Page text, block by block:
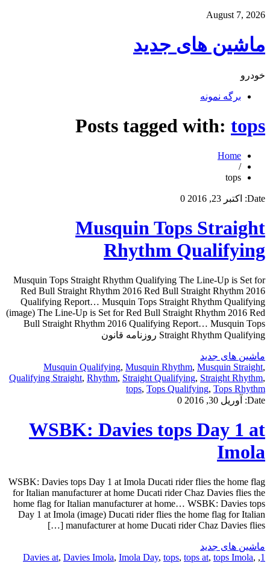
August 7, 2026
ماشین های جدید
خودرو
برگه نمونه
Posts tagged with: tops
Home
/
tops
Date: اکتبر 23, 2016 0
Musquin Tops Straight
Rhythm Qualifying
Musquin Tops Straight Rhythm Qualifying The Line-Up is Set for
Red Bull Straight Rhythm 2016 Red Bull Straight Rhythm 2016
Qualifying Report… Musquin Tops Straight Rhythm Qualifying
(image) The Line-Up is Set for Red Bull Straight Rhythm 2016 Red
Bull Straight Rhythm 2016 Qualifying Report… Musquin Tops
Straight Rhythm Qualifying روزنامه قانون
ماشین های جدید
Musquin Qualifying, Musquin Rhythm, Musquin Straight,
Qualifying Straight, Rhythm, Straight Qualifying, Straight Rhythm,
tops, Tops Qualifying, Tops Rhythm
Date:
آوریل 30, 2016 0
WSBK: Davies tops Day 1 at
Imola
WSBK: Davies tops Day 1 at Imola Ducati rider flies the home flag
for Italian manufacturer at home Ducati rider Chaz Davies flies the
home flag for Italian manufacturer at home… WSBK: Davies tops
Day 1 at Imola (image) Ducati rider flies the home flag for Italian
manufacturer at home Ducati rider Chaz Davies flies […]
ماشین های جدید
1
,
Davies at, Davies Imola, Imola Day, tops, tops at, tops Imola,